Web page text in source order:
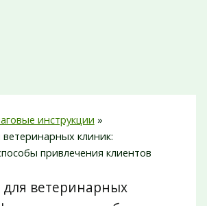
инструкции
клиник:
привлечения клиентов
ветеринарных